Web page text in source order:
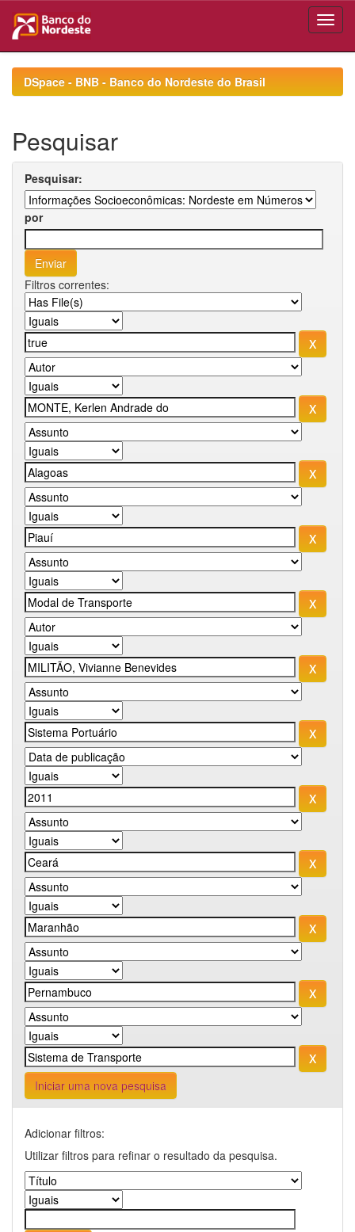
navigationDSpace - BNB - Banco do Nordeste do Brasil
Pesquisar
Pesquisar:
por
Filtros correntes:
Iniciar uma nova pesquisa
Adicionar filtros:
Utilizar filtros para refinar o resultado da pesquisa.